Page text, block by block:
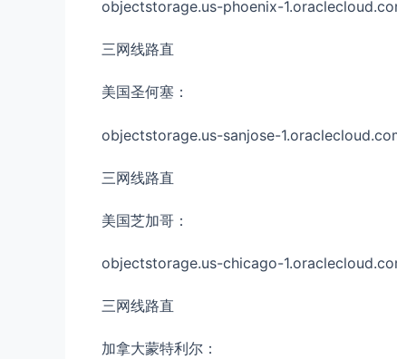
objectstorage.us-phoenix-
三网线路直
美国圣何塞：
objectstorage.us-sanjose-
三网线路直
美国芝加哥：
objectstorage.us-chicago-
三网线路直
加拿大蒙特利尔：